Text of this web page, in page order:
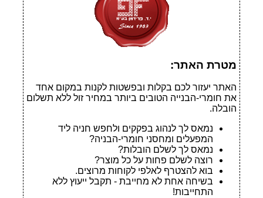
מטרת האתר:
האתר יעזור לכם בקלות ובפשטות לקנות במקום אחד
את חומרי-הבנייה הטובים ביותר במחיר זול ללא תשלום
הובלה.
נמאס לך לנהוג בפקקים ולחפש חניה ליד
המפעלים ומחסני חומרי-הבניה?
נמאס לך לשלם הובלות?
רוצה לשלם פחות על כל מוצר?
בוא להצטרף לאלפי לקוחות מרוצים.
בשיחה אחת לא מחייבת - תקבל ייעוץ ללא
התחייבות!